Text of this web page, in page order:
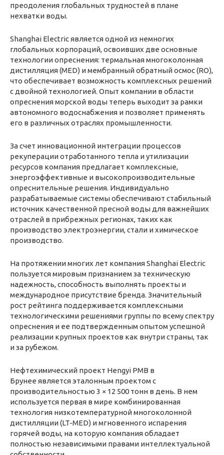
преодоления глобальных трудностей в плане
нехватки воды.
Shanghai Electric является одной из немногих
глобальных корпораций, освоивших две основные
технологии опреснения: термальная многоколонная
дистилляция (MED) и мембранный обратный осмос (RO),
что обеспечивает возможность комплексных решений
с двойной технологией. Опыт компании в области
опреснения морской воды теперь выходит за рамки
автономного водоснабжения и позволяет применять
его в различных отраслях промышленности.
За счет инновационной интеграции процессов
рекуперации отработанного тепла и утилизации
ресурсов компания предлагает комплексные,
энергоэффективные и высокопроизводительные
опреснительные решения. Индивидуально
разрабатываемые системы обеспечивают стабильный
источник качественной пресной воды для важнейших
отраслей в прибрежных регионах, таких как
производство электроэнергии, стали и химическое
производство.
На протяжении многих лет компания Shanghai Electric
пользуется мировым признанием за техническую
надежность, способность выполнять проекты и
международное присутствие бренда. Значительный
рост рейтинга поддерживается комплексными
технологическими решениями группы по всему спектру
опреснения и ее подтвержденным опытом успешной
реализации крупных проектов как внутри страны, так
и за рубежом.
Нефтехимический проект Hengyi PMB в
Брунее является эталонным проектом с
производительностью 3 × 12 500 тонн в день. В нем
используется первая в мире комбинированная
технология низкотемпературной многоколонной
дистилляции (LT-MED) и мгновенного испарения
горячей воды, на которую компания обладает
полностью независимыми правами интеллектуальной